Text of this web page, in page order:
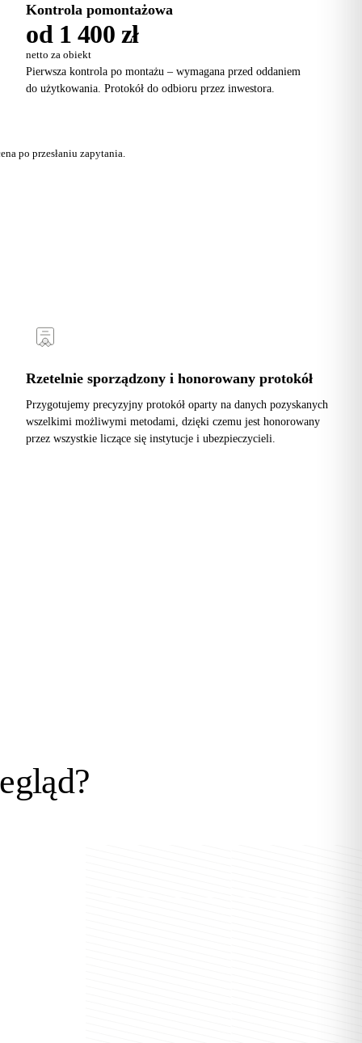
Kontrola pomontażowa
od 1 400 zł
netto za obiekt
Pierwsza kontrola po montażu – wymagana przed oddaniem
do użytkowania. Protokół do odbioru przez inwestora.
po przesłaniu zapytania.
Rzetelnie sporządzony i honorowany protokół
Przygotujemy precyzyjny protokół oparty na danych pozyskanych
wszelkimi możliwymi metodami, dzięki czemu jest honorowany
przez wszystkie liczące się instytucje i ubezpieczycieli.